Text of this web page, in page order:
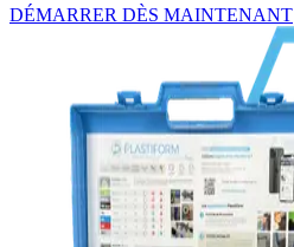
DÉMARRER DÈS MAINTENANT